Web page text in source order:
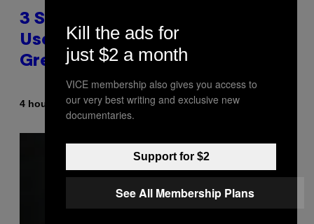
3 Songs That Were Commonly
Used As a Ringtone or Voicemail
Greeting in the 2000s
4 hours agoByDan Milam
Kill the ads for
just $2 a month
VICE membership also gives you access to
our very best writing and exclusive new
documentaries.
Support for $2
See All Membership Plans